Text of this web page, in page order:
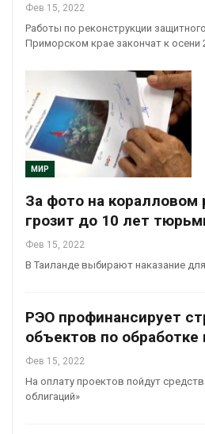
Фев 15, 2022
Работы по реконструкции
Приморском крае закончат к осени
МИР
За фото на коралловом
грозит до 10 лет
Фев 15, 2022
В Таиланде выбирают наказание
РЭО профинансирует
объектов по обработке
Фев 15, 2022
На оплату проектов пойдут
облигаций»